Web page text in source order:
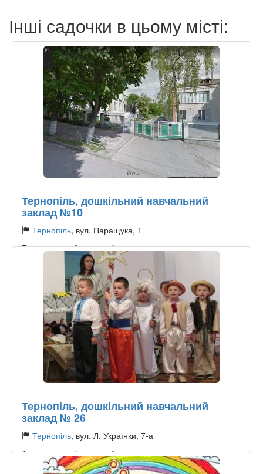
Інші садочки в цьому місті:
Тернопіль, дошкільний навчальний
заклад №10
Тернопіль, вул. Паращука, 1
Тип садочку:Державний
Тернопіль, дошкільний навчальний
заклад № 26
Тернопіль, вул. Л. Українки, 7-а
Тип садочку:Державний